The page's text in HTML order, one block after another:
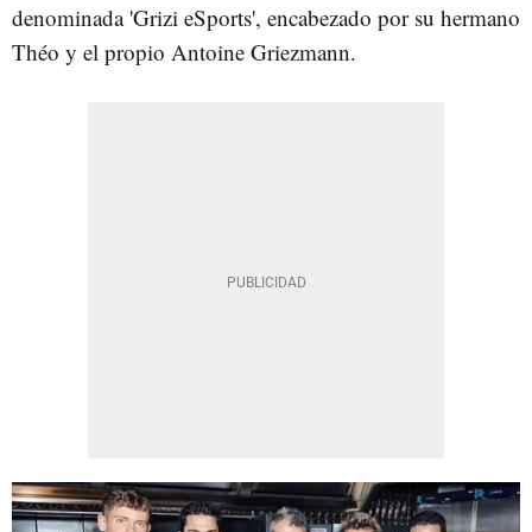
denominada 'Grizi eSports', encabezado por su hermano
Théo y el propio Antoine Griezmann.